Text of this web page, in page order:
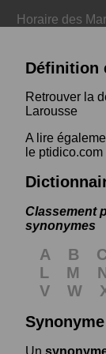
Horaire des
Définition
Retrouver la
Larousse
A lire
le ptidico.com
Classement
synonymes
A B
L
M
V
W
Un